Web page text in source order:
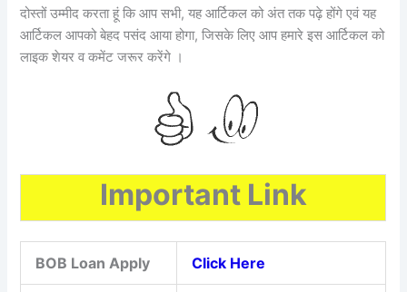
दोस्तों उम्मीद करता हूं कि आप सभी, यह आर्टिकल को अंत तक पढ़े होंगे एवं यह
आर्टिकल आपको बेहद पसंद आया होगा, जिसके लिए आप हमारे इस आर्टिकल को
लाइक शेयर व कमेंट जरूर करेंगे ।
Important Link
BOB Loan Apply Click Here